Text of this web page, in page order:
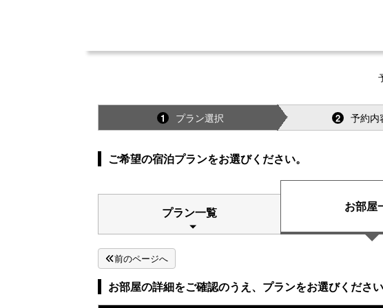
1 プラン選択 2 予約内
ご希望の宿泊プランをお選びください。
プラン一覧 お部屋
前のページへ
お部屋の詳細をご確認のうえ、プランをお選びください